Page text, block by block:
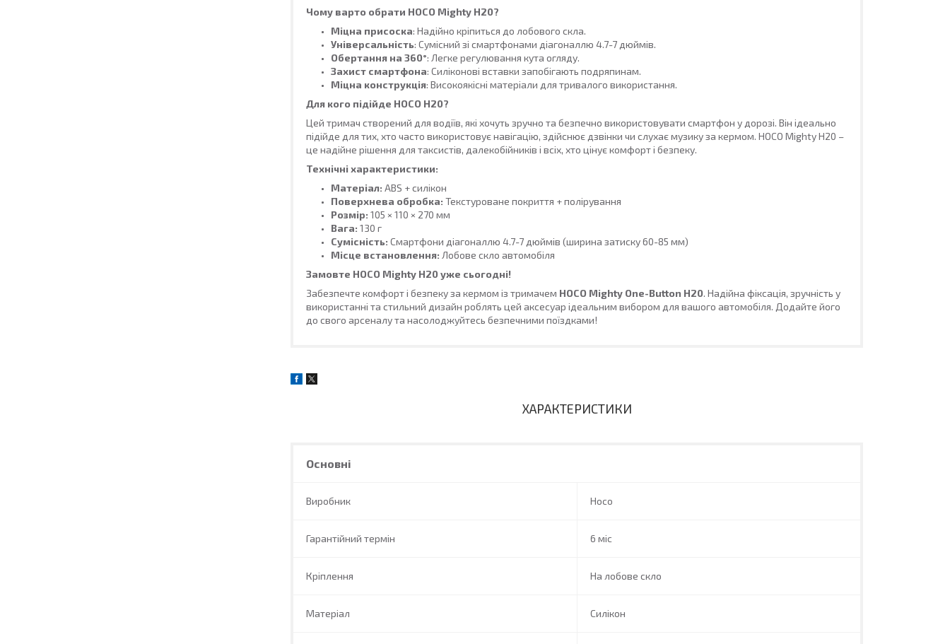
Чому варто обрати HOCO Mighty H20?
Міцна присоска: Надійно кріпиться до лобового скла.
Універсальність: Сумісний зі смартфонами діагоналлю 4.7-7 дюймів.
Обертання на 360°: Легке регулювання кута огляду.
Захист смартфона: Силіконові вставки запобігають подряпинам.
Міцна конструкція: Високоякісні матеріали для тривалого використання.
Для кого підійде HOCO H20?
Цей тримач створений для водіїв, які хочуть зручно та безпечно використовувати смартфон у дорозі. Він ідеально
підійде для тих, хто часто використовує навігацію, здійснює дзвінки чи слухає музику за кермом. HOCO Mighty H20 –
це надійне рішення для таксистів, далекобійників і всіх, хто цінує комфорт і безпеку.
Технічні характеристики:
Матеріал: ABS + силікон
Поверхнева обробка: Текстуроване покриття + полірування
Розмір: 105 × 110 × 270 мм
Вага: 130 г
Сумісність: Смартфони діагоналлю 4.7-7 дюймів (ширина затиску 60-85 мм)
Місце встановлення: Лобове скло автомобіля
Замовте HOCO Mighty H20 уже сьогодні!
Забезпечте комфорт і безпеку за кермом із тримачем HOCO Mighty One-Button H20. Надійна фіксація, зручність у
використанні та стильний дизайн роблять цей аксесуар ідеальним вибором для вашого автомобіля. Додайте його
до свого арсеналу та насолоджуйтесь безпечними поїздками!
ХАРАКТЕРИСТИКИ
Основні
Виробник Hoco
Гарантійний термін 6 міс
Кріплення На лобове скло
Матеріал Силікон